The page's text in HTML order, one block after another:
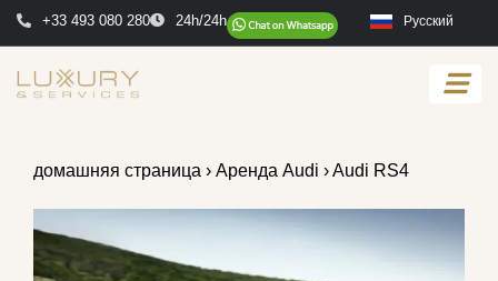
+33 493 080 280 24h/24h Русский
домашняя страница › Аренда Audi › Audi RS4